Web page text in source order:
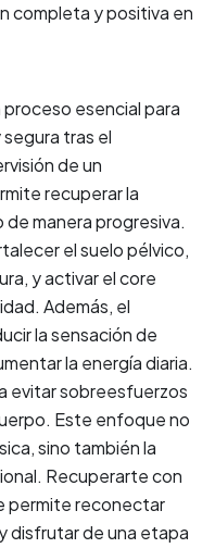
completa y positiva en
esencial para
tras el
de un
recuperar la
de manera progresiva.
el suelo pélvico,
y activar el core
Además, el
la sensación de
la energía diaria.
evitar sobreesfuerzos
Este enfoque no
sino también la
Recuperarte con
permite reconectar
disfrutar de una etapa